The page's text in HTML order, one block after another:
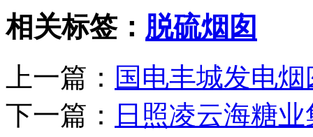
相关标签： 脱硫烟囱
上一篇： 国电丰城发电烟
下一篇：
日照凌云海糖